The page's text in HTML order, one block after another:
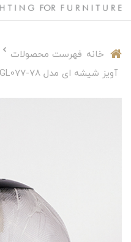
خانه فهرست محصولات
آویز شیشه ای مدل GL077-78